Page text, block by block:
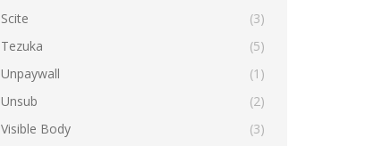
Scite
(3)
Tezuka
(5)
Unpaywall
(1)
Unsub
(2)
Visible Body
(3)